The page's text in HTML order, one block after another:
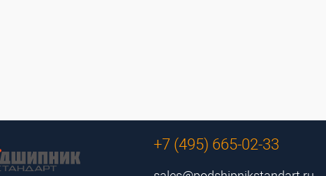
+7 (495) 665-02-33